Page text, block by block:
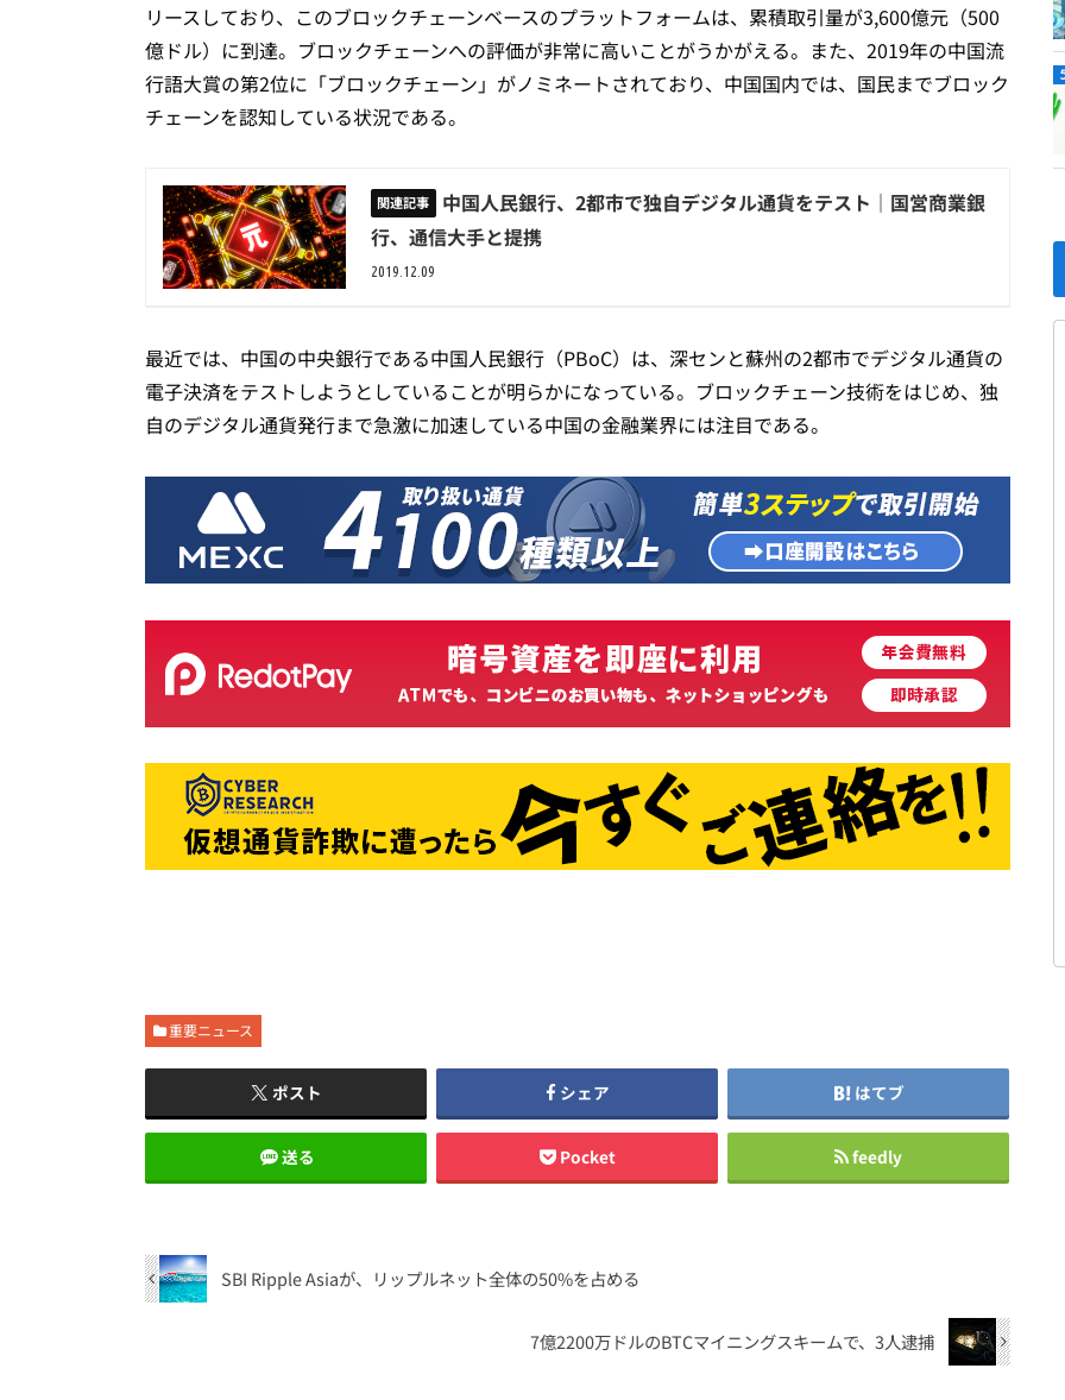
リースしており、このブロックチェーンベースのプラットフォームは、累積取引量が3,600億元（500
億ドル）に到達。ブロックチェーンへの評価が非常に高いことがうかがえる。また、2019年の中国流
行語大賞の第2位に「ブロックチェーン」がノミネートされており、中国国内では、国民までブロック
チェーンを認知している状況である。
中国人民銀行、2都市で独自デジタル通貨をテスト｜国営商業銀
行、通信大手と提携
2019.12.09
最近では、中国の中央銀行である中国人民銀行（PBoC）は、深センと蘇州の2都市でデジタル通貨の
電子決済をテストしようとしていることが明らかになっている。ブロックチェーン技術をはじめ、独
自のデジタル通貨発行まで急激に加速している中国の金融業界には注目である。
重要ニュース
ポスト シェア はてブ
送る Pocket feedly
SBI Ripple Asiaが、リップルネット全体の50%を占める
7億2200万ドルのBTCマイニングスキームで、3人逮捕